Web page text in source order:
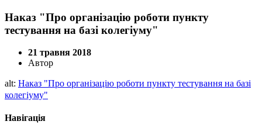
Наказ "Про організацію роботи пункту
тестування на базі колегіуму"
21 травня 2018
Автор
alt: Наказ "Про організацію роботи пункту тестування на базі
колегіуму"
Навігація